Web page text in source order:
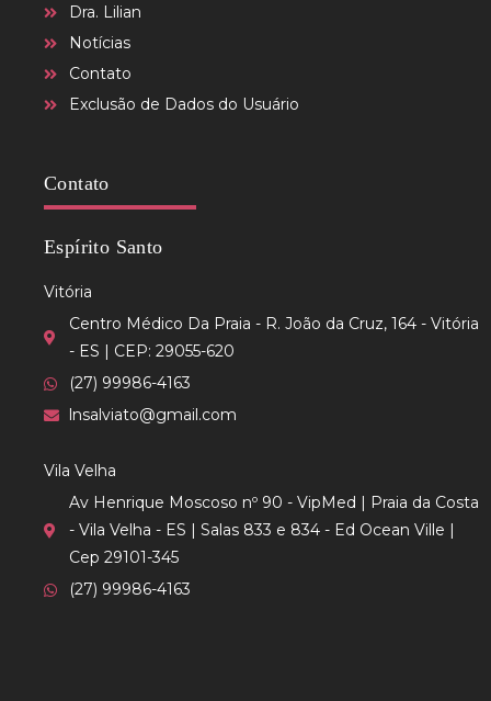
Dra. Lilian
Notícias
Contato
Exclusão de Dados do Usuário
Contato
Espírito Santo
Vitória
Centro Médico Da Praia - R. João da Cruz, 164 - Vitória
- ES | CEP: 29055-620
(27) 99986-4163
lnsalviato@gmail.com
Vila Velha
Av Henrique Moscoso nº 90 - VipMed | Praia da Costa
- Vila Velha - ES | Salas 833 e 834 - Ed Ocean Ville |
Cep 29101-345
(27) 99986-4163